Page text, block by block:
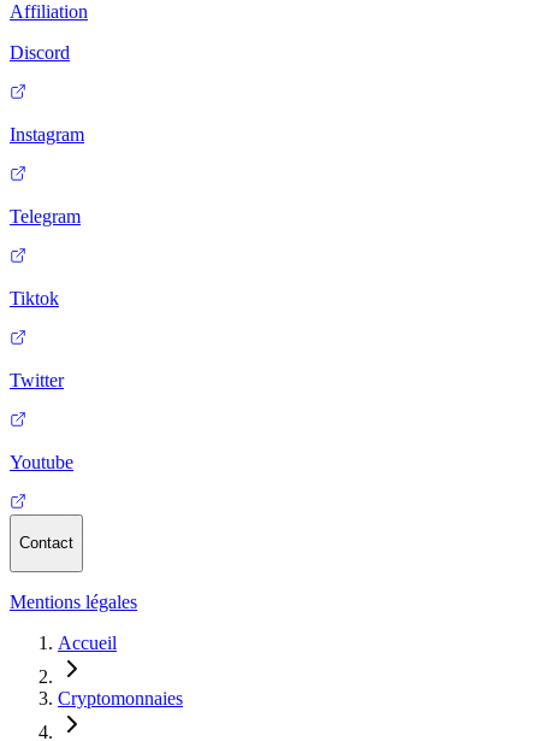
Affiliation
Discord
Instagram
Telegram
Tiktok
Twitter
Youtube
Contact
Mentions légales
Accueil
Cryptomonnaies